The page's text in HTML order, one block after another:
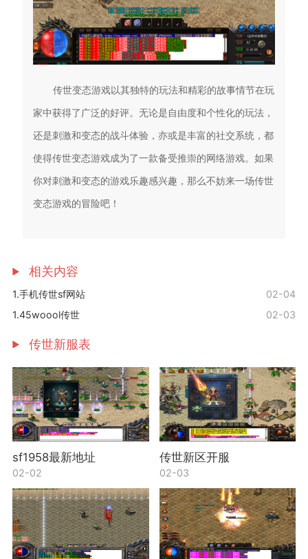
传世变态游戏以其独特的玩法和精彩的故事情节在玩
家中获得了广泛的好评。无论是自由度和个性化的玩法，
还是刺激和变态的战斗体验，亦或是丰富的社交系统，都
使得传世变态游戏成为了一款备受推崇的网络游戏。如果
你对刺激和变态的游戏乐趣感兴趣，那么不妨来一场传世
变态游戏的冒险吧！
相关内容
1.手机传世sf网站
02-04
1.45woool传世
02-03
传世新服表
sf1958最新地址
02-02
传世新区开服
02-03